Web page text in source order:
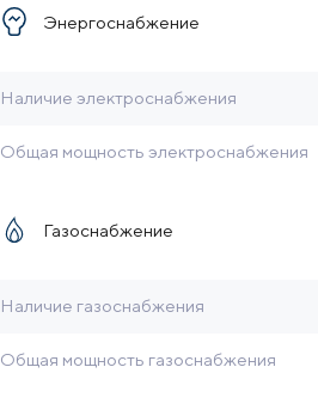
Энергоснабжение
Наличие электроснабжения
Общая мощность электроснабжения
Газоснабжение
Наличие газоснабжения
Общая мощность газоснабжения